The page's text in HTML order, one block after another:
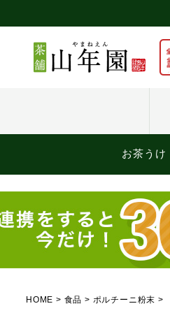
お茶うけ
HOME 食品 ポルチーニ粉末